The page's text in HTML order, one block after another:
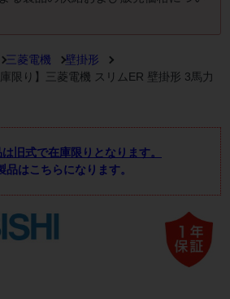
三菱電機
壁掛形
限り】三菱電機 スリムER 壁掛形 3馬力
旧式で在庫限りとなります。
品はこちらになります。